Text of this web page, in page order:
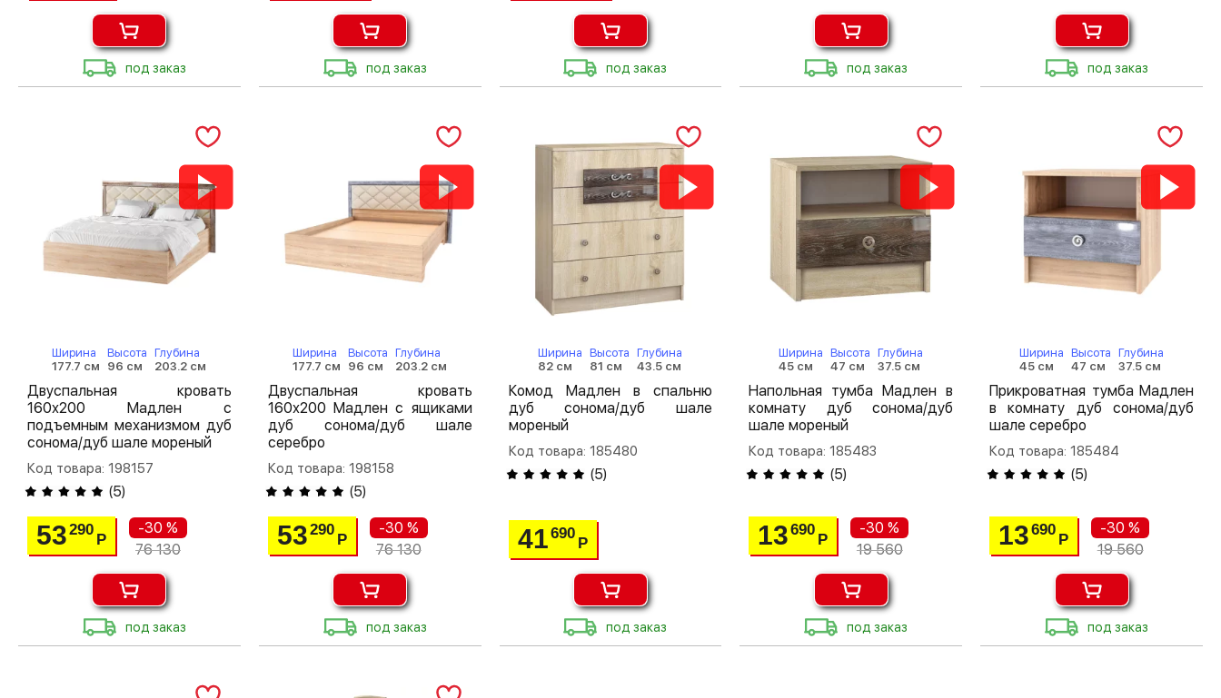
под заказ под заказ под заказ под заказ под заказ
Ширина
177.7 см
Высота
96 см
Глубина
203.2 см
Двуспальная кровать
160х200 Мадлен с
подъемным механизмом дуб
сонома/дуб шале мореный
Код товара: 198157
(5)
53290
Р
-30 %
76 130
под заказ
Ширина
177.7 см
Высота
96 см
Глубина
203.2 см
Двуспальная кровать
160х200 Мадлен с ящиками
дуб сонома/дуб шале
серебро
Код товара: 198158
(5)
53290
Р
-30 %
76 130
под заказ
Ширина
82 см
Высота
81 см
Глубина
43.5 см
Комод Мадлен в спальню
дуб сонома/дуб шале
мореный
Код товара: 185480
(5)
41690
Р
под заказ
Ширина
45 см
Высота
47 см
Глубина
37.5 см
Напольная тумба Мадлен в
комнату дуб сонома/дуб
шале мореный
Код товара: 185483
(5)
13690
Р
-30 %
19 560
под заказ
Ширина
45 см
Высота
47 см
Глубина
37.5 см
Прикроватная тумба Мадлен
в комнату дуб сонома/дуб
шале серебро
Код товара: 185484
(5)
13690
Р
-30 %
19 560
под заказ